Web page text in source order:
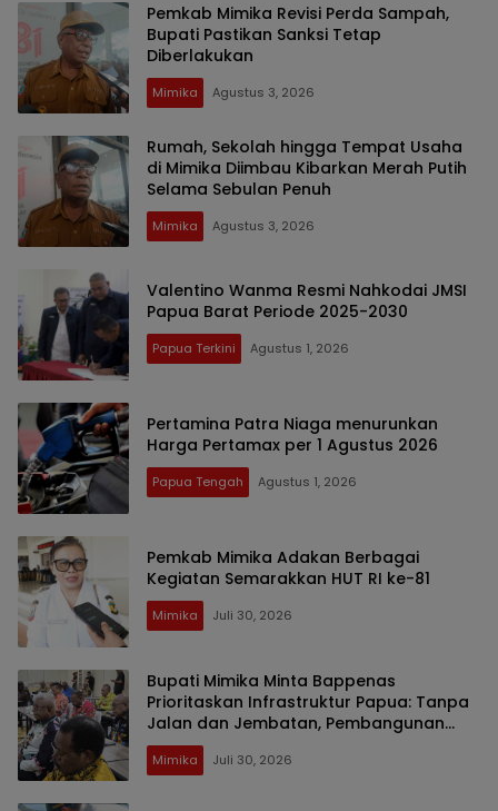
Pemkab Mimika Revisi Perda Sampah,
Bupati Pastikan Sanksi Tetap
Diberlakukan
Mimika Agustus 3, 2026
Rumah, Sekolah hingga Tempat Usaha
di Mimika Diimbau Kibarkan Merah Putih
Selama Sebulan Penuh
Mimika Agustus 3, 2026
Valentino Wanma Resmi Nahkodai JMSI
Papua Barat Periode 2025-2030
Papua Terkini Agustus 1, 2026
Pertamina Patra Niaga menurunkan
Harga Pertamax per 1 Agustus 2026
Papua Tengah Agustus 1, 2026
Pemkab Mimika Adakan Berbagai
Kegiatan Semarakkan HUT RI ke-81
Mimika Juli 30, 2026
Bupati Mimika Minta Bappenas
Prioritaskan Infrastruktur Papua: Tanpa
Jalan dan Jembatan, Pembangunan
Sulit Maju
Mimika Juli 30, 2026